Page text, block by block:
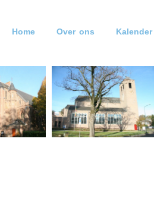
Home Over ons Kalender